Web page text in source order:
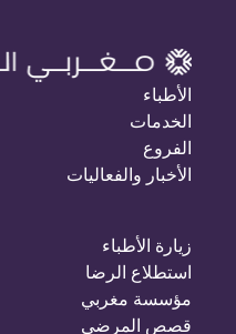
الأطباء
الخدمات
الفروع
الأخبار والفعاليات
زيارة الأطباء
استطلاع الرضا
مؤسسة مغربي
قصص المرضى